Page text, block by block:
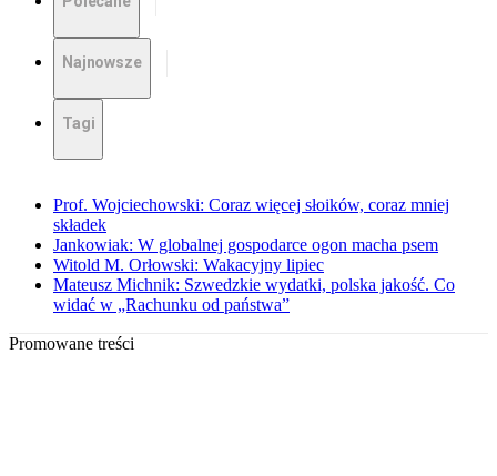
Najnowsze
Tagi
Prof. Wojciechowski: Coraz więcej słoików, coraz mniej
składek
Jankowiak: W globalnej gospodarce ogon macha psem
Witold M. Orłowski: Wakacyjny lipiec
Mateusz Michnik: Szwedzkie wydatki, polska jakość. Co
widać w „Rachunku od państwa”
Promowane treści